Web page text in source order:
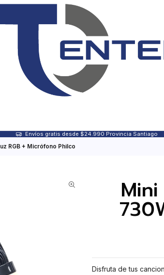
Envíos gratis desde $24.990 Provincia Santiago
RGB + Micrófono Philco
Disfruta de tus